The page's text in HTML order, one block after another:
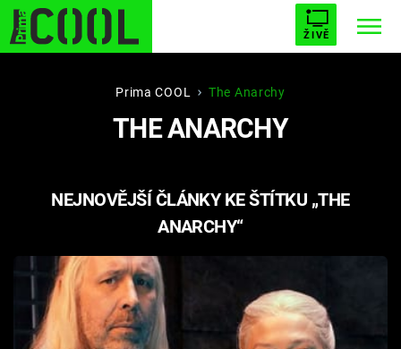
ŽIVĚ
STARHOUSE BUFFY, PŘEMOŽITELKA UPÍRŮ
PLNEJ KOTEL AVENGERS 5
Filmy
Seriály
Prima COOL The Anarchy
THE ANARCHY
NEJNOVĚJŠÍ ČLÁNKY KE ŠTÍTKU „THE
ANARCHY“